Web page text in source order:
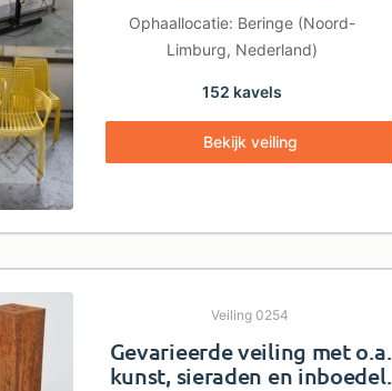
Ophaallocatie: Beringe (Noord-
Limburg, Nederland)
152 kavels
Bekijk veiling
Veiling 0254
Gevarieerde veiling met o.a.
kunst, sieraden en inboedel.